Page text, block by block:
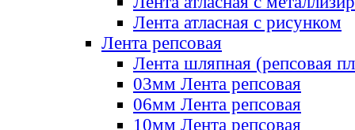
Лента атласная с рисунком
Лента репсовая
Лента шляпная (репсовая
03мм Лента репсовая
06мм Лента репсовая
10мм Лента репсовая